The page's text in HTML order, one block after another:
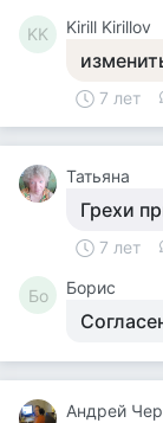
KK Kirill Kirillov
7 лет
Татьяна
Грехи
7 лет
Бо Борис
Андрей